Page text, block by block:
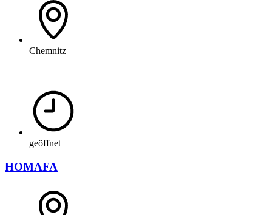
Chemnitz
geöffnet
HOMAFA